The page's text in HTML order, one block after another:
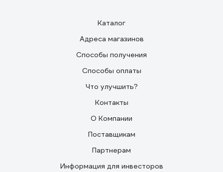
Каталог
Адреса магазинов
Способы получения
Способы оплаты
Что улучшить?
Контакты
О Компании
Поставщикам
Партнерам
Информация для инвесторов